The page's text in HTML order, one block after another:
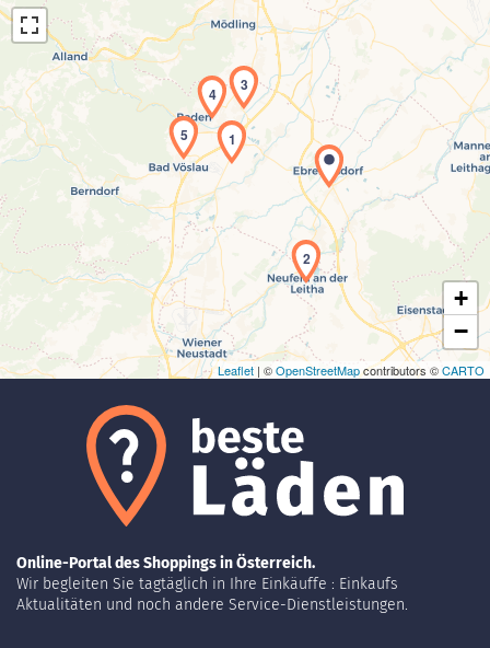
Laden der Karte...
1
2
3
4
5
+
−
Leaflet | ©OpenStreetMapcontributors ©CARTO
Online-Portal des Shoppings in Österreich.
Wir begleiten Sie tagtäglich in Ihre Einkäuffe : Einkaufs
Aktualitäten und noch andere Service-Dienstleistungen.